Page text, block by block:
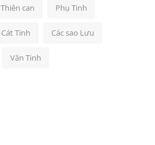
Thiên can Phụ Tinh
Cát Tinh Các sao Lưu
Văn Tinh